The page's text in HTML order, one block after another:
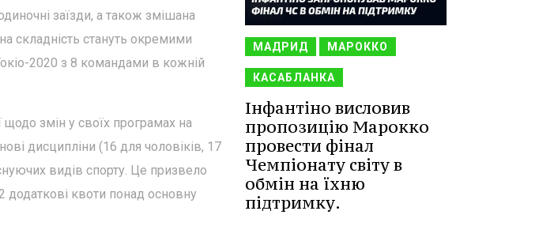
заїзди, а також змішана
складність стануть окремими
2020 з 8 командами в кожній
щодо змін у своїх програмах на
дисципліни (16 для чоловіків, 17
видів спорту. Це призвело
додаткові квоти понад основну
МАДРИД МАРОККО
КАСАБЛАНКА
Інфантіно висловив
пропозицію Марокко
провести фінал
Чемпіонату світу в
обмін на їхню
підтримку.